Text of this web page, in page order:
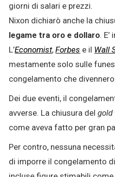
giorni di salari e prezzi.
Nixon dichiarò anche la
legame tra oro e dollaro.
L’Economist,Forbes e il Wall
mestamente solo sulle
congelamento che
Dei due eventi, il
avverse. La chiusura delgold
come aveva fatto per gran
Per contro, nessuna
di imporre il congelamento